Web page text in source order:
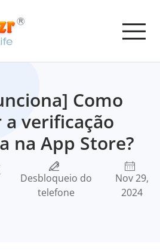
Como
verificação
na App Store?
Desbloqueio do
telefone
Nov 29,
2024